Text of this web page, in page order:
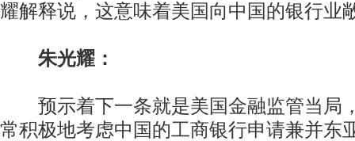
耀解释说，这意味着美国向中国的银行业
朱光耀：
预示着下一条就是美国金融监管当局
常积极地考虑中国的工商银行申请兼并东